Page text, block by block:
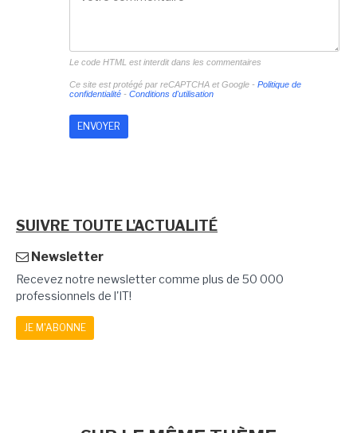
Le code HTML est interdit dans les commentaires
Ce site est protégé par reCAPTCHA et Google - Politique de
confidentialité- Conditions d'utilisation
SUIVRE TOUTE L'ACTUALITÉ
Newsletter
Recevez notre newsletter comme plus de 50 000
professionnels de l'IT!
JE M'ABONNE